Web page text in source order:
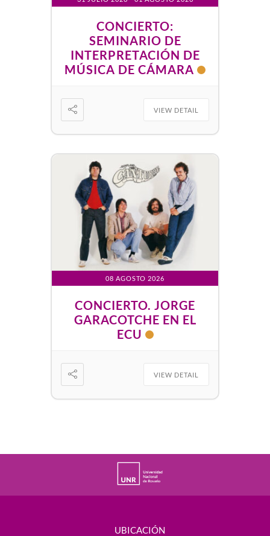
CONCIERTO:
SEMINARIO DE
INTERPRETACIÓN DE
MÚSICA DE CÁMARA
VIEW DETAIL
08 AGOSTO 2026
CONCIERTO. JORGE
GARACOTCHE EN EL
ECU
VIEW DETAIL
UBICACIÓN